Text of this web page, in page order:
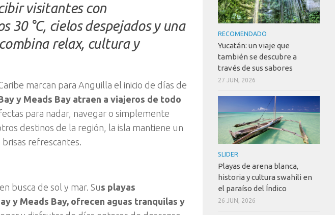
visitantes con
30 °C, cielos despejados y una
relax, cultura y
marcan para Anguilla el inicio de días de
y Meads Bay atraen a viajeros de todo
para nadar, navegar o simplemente
destinos de la región, la isla mantiene un
refrescantes.
busca de sol y mar. Sus playas
y Meads Bay, ofrecen aguas tranquilas y
RECOMENDADO
Yucatán: un viaje que
también se descubre a
través de sus sabores
27 JUN, 2026
SLIDER
Playas de arena blanca,
historia y cultura swahili en
el paraíso del Índico
26 JUN, 2026